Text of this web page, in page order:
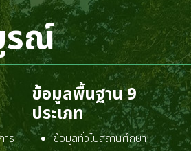
รณ์
ร
ข้อมูลพื้นฐาน 9
ประเภท
ข้อมูลทั่วไปสถานศึกษา